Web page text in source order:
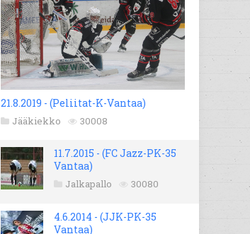
21.8.2019 - (Peliitat-K-Vantaa)
Jääkiekko 30008
11.7.2015 - (FC Jazz-PK-35
Vantaa)
Jalkapallo 30080
4.6.2014 - (JJK-PK-35
Vantaa)